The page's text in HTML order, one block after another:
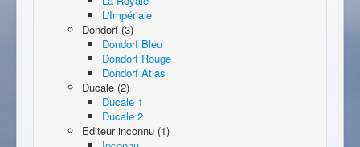
L'Impériale
Dondorf (3)
Dondorf Bleu
Dondorf Rouge
Dondorf Atlas
Ducale (2)
Ducale 1
Ducale 2
Editeur inconnu (1)